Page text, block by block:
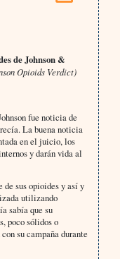
de Johnson &
Opioids Verdict)
fue noticia de
La buena noticia
en el juicio, los
y darán vida al
sus opioides y así y
utilizando
sabía que su
poco sólidos o
su campaña durante